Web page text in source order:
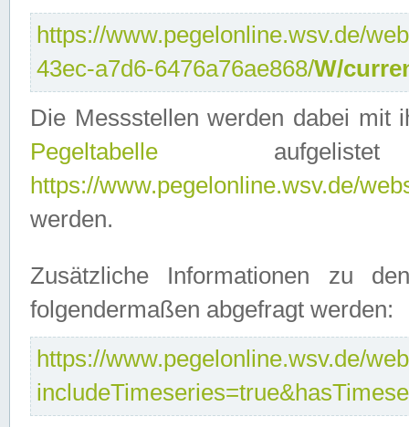
https://www.pegelonline.wsv.de/
43ec-a7d6-6476a76ae868/W/
Die Messstellen werden dabei mit
Pegeltabelle
https://www.pegelonline.wsv.de/
werden.
Zusätzliche Informationen zu
folgendermaßen abgefragt werden:
https://www.pegelonline.wsv.de/